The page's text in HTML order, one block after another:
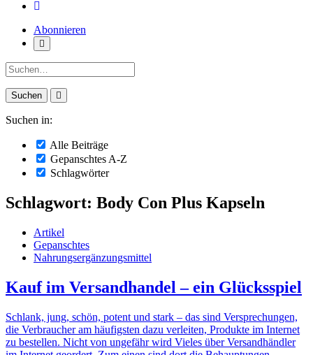
Abonnieren
Suche:
Suchen in:
Alle Beiträge
Gepanschtes A-Z
Schlagwörter
Schlagwort: Body Con Plus Kapseln
Artikel
Gepanschtes
Nahrungsergänzungsmittel
Kauf im Versandhandel – ein Glücksspiel
Schlank, jung, schön, potent und stark – das sind Versprechungen,
die Verbraucher am häufigsten dazu verleiten, Produkte im Internet
zu bestellen. Nicht von ungefähr wird Vieles über Versandhändler